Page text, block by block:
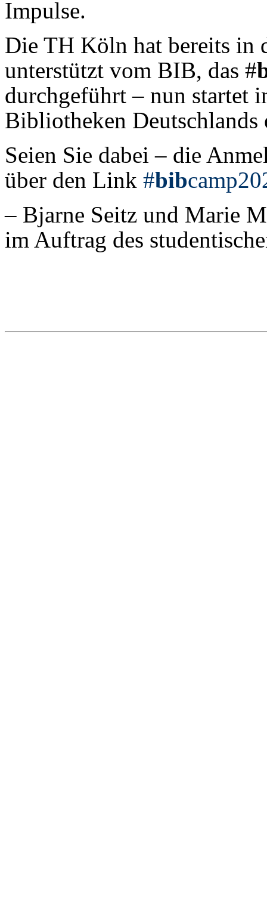
Impulse.
Die TH Köln hat bereits in
unterstützt vom BIB, das #
durchgeführt – nun startet
Bibliotheken Deutschlands
Seien Sie dabei – die
über den Link #bib
– Bjarne Seitz und Marie
im Auftrag des